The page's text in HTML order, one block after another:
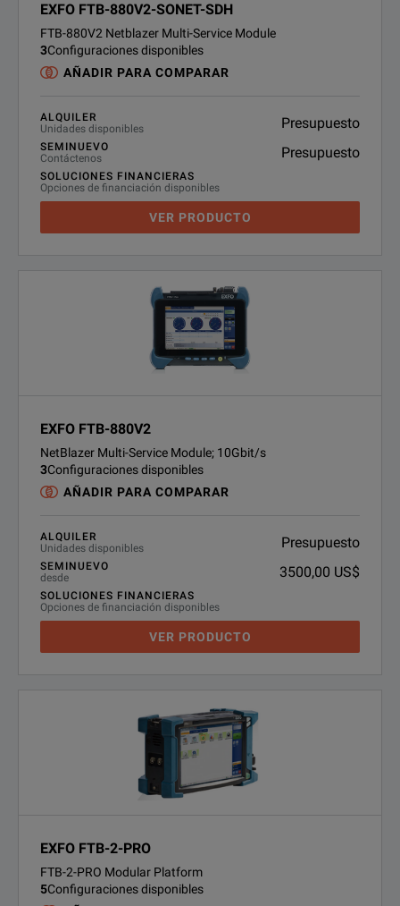
EXFO FTB-880V2-SONET-SDH
FTB-880V2 Netblazer Multi-Service Module
3Configuraciones disponibles
AÑADIR PARA COMPARAR
ALQUILER
Unidades disponibles
Presupuesto
SEMINUEVO
Contáctenos
Presupuesto
SOLUCIONES FINANCIERAS
Opciones de financiación disponibles
VER PRODUCTO
EXFO FTB-880V2
NetBlazer Multi-Service Module; 10Gbit/s
3Configuraciones disponibles
AÑADIR PARA COMPARAR
ALQUILER
Unidades disponibles
Presupuesto
SEMINUEVO
desde
3500,00 US$
SOLUCIONES FINANCIERAS
Opciones de financiación disponibles
VER PRODUCTO
EXFO FTB-2-PRO
FTB-2-PRO Modular Platform
5Configuraciones disponibles